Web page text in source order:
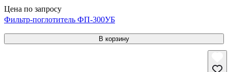
Цена по запросу
Фильтр-поглотитель ФП-300УБ
В корзину